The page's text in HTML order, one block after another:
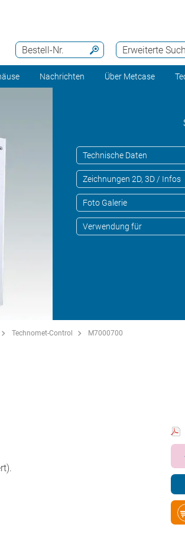
Erweiterte
Bestell-Nr.
Nachrichten Über Metcase
Technische Daten
Zeichnungen 2D, 3D / Infos
Foto Galerie
Verwendung für
Technomet-Control M7000700